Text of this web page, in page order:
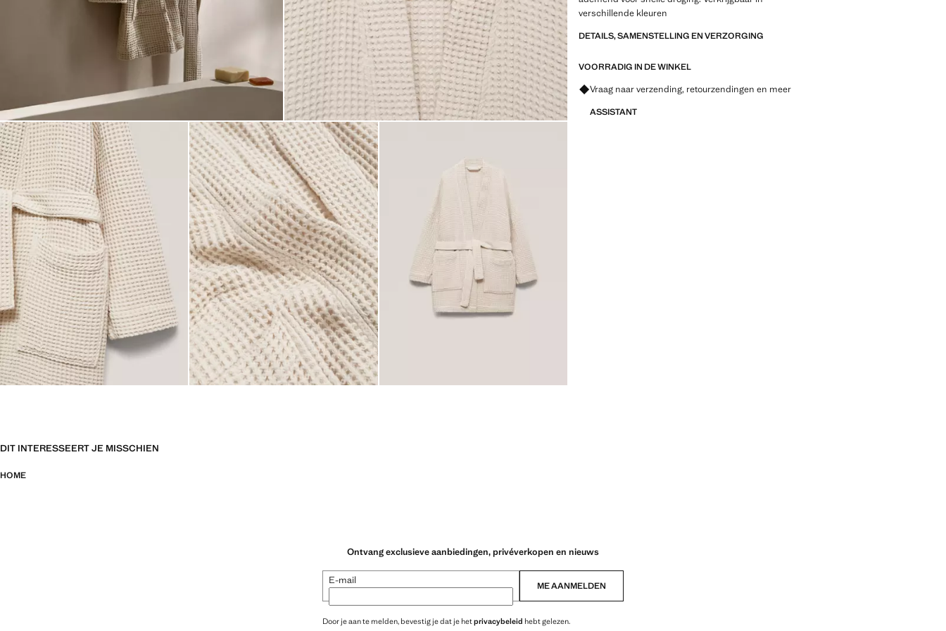
verschillende kleuren
DETAILS, SAMENSTELLING EN VERZORGING
VOORRADIG IN DE WINKEL
Vraag naar verzending, retourzendingen en meer
ASSISTANT
DIT INTERESSEERT JE MISSCHIEN
HOME
Ontvang exclusieve aanbiedingen, privéverkopen en nieuws
E-mail ME AANMELDEN
Door je aan te melden, bevestig je dat je hetprivacybeleid hebt gelezen.